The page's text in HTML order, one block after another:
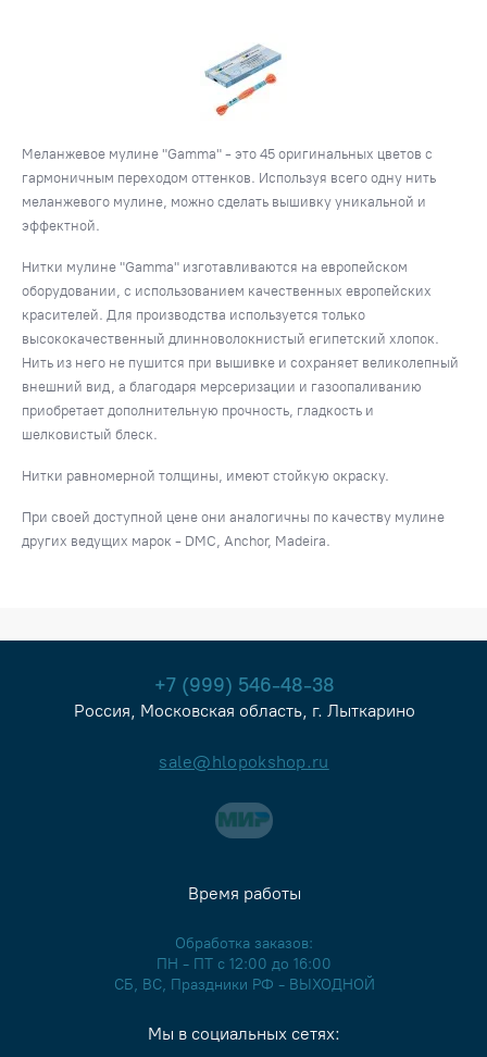
Меланжевое мулине "Gamma" - это 45 оригинальных цветов с
гармоничным переходом оттенков. Используя всего одну нить
меланжевого мулине, можно сделать вышивку уникальной и
эффектной.
Нитки мулине "Gamma" изготавливаются на европейском
оборудовании, с использованием качественных европейских
красителей. Для производства используется только
высококачественный длинноволокнистый египетский хлопок.
Нить из него не пушится при вышивке и сохраняет великолепный
внешний вид, а благодаря мерсеризации и газоопаливанию
приобретает дополнительную прочность, гладкость и
шелковистый блеск.
Нитки равномерной толщины, имеют стойкую окраску.
При своей доступной цене они аналогичны по качеству мулине
других ведущих марок - DMC, Anchor, Madeira.
+7 (999) 546-48-38
Россия, Московская область, г. Лыткарино
sale@hlopokshop.ru
Время работы
Обработка заказов:
ПН - ПТ с 12:00 до 16:00
СБ, ВС, Праздники РФ - ВЫХОДНОЙ
Мы в социальных сетях: